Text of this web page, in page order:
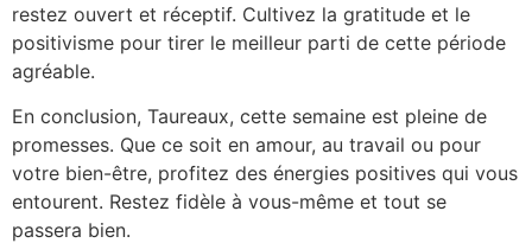
restez ouvert et réceptif. Cultivez la gratitude et le
positivisme pour tirer le meilleur parti de cette période
agréable.
En conclusion, Taureaux, cette semaine est pleine de
promesses. Que ce soit en amour, au travail ou pour
votre bien-être, profitez des énergies positives qui vous
entourent. Restez fidèle à vous-même et tout se
passera bien.